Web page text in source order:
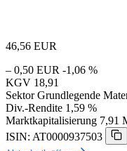
46,56 EUR
– 0,50 EUR -1,06 %
KGV 18,91
Sektor Grundlegende
Div.-Rendite 1,59 %
Marktkapitalisierung 7,91
ISIN: AT0000937503